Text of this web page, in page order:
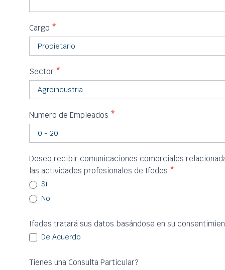
Cargo *
Sector *
Numero de Empleados *
Deseo recibir comunicaciones comerciales
las actividades profesionales de Ifedes *
Si
No
Ifedes tratará sus datos basándose en su
De Acuerdo
Tienes una Consulta Particular?